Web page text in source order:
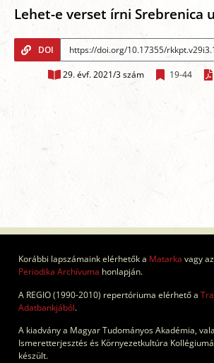
Lehet-e verset írni Srebrenica
DOI
29. évf. 2021/3 szám 19-44
Korábbi lapszámaink elérhetők a Matarka vagy az
Periodika Archívuma honlapján.
A REGIO (1990-2010) repertóriuma elérhető a
Adatbankjából.
A kiadvány a Magyar Tudományos Akadémia,
Ismeretterjesztés és Környezetkultúra
készült.